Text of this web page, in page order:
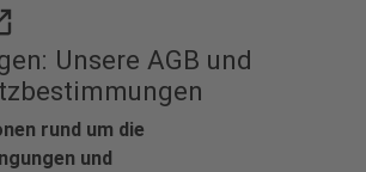
Unsere AGB und
rund um die
und